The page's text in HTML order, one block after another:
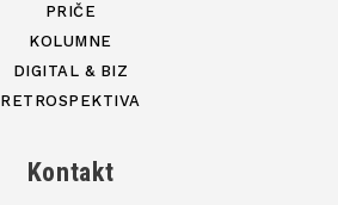
PRIČE
KOLUMNE
DIGITAL & BIZ
RETROSPEKTIVA
Kontakt